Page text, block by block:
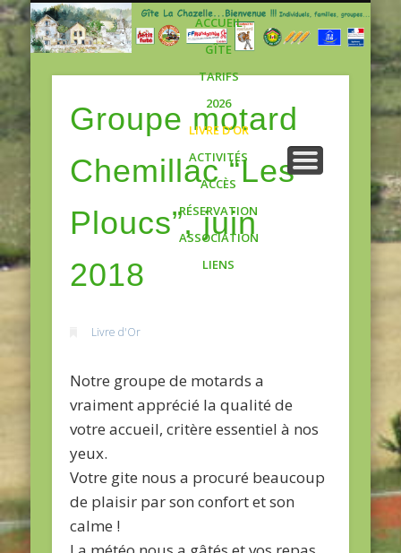
ACCUEIL
GÎTE
TARIFS
2026
LIVRE D’OR
ACTIVITÉS
ACCÈS
RÉSERVATION
ASSOCIATION
LIENS
Groupe motard
Chemillac “Les
Ploucs”, juin
2018
Livre d'Or
Notre groupe de motards a
vraiment apprécié la qualité de
votre accueil, critère essentiel à nos
yeux.
Votre gite nous a procuré beaucoup
de plaisir par son confort et son
calme !